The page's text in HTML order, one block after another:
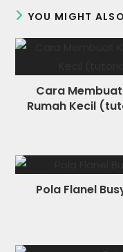
YOU MIGHT
Cara
Rumah Kecil
Pola Flanel